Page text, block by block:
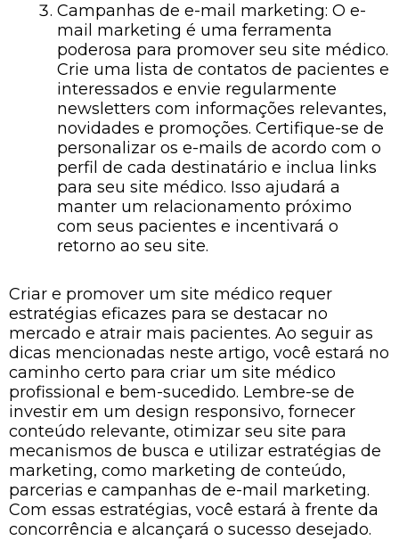
Campanhas de e-mail marketing: O e-
mail marketing é uma ferramenta
poderosa para promover seu site médico.
Crie uma lista de contatos de pacientes e
interessados ​​e envie regularmente
newsletters com informações relevantes,
novidades e promoções. Certifique-se de
personalizar os e-mails de acordo com o
perfil de cada destinatário e inclua links
para seu site médico. Isso ajudará a
manter um relacionamento próximo
com seus pacientes e incentivará o
retorno ao seu site.
Criar e promover um site médico requer
estratégias eficazes para se destacar no
mercado e atrair mais pacientes. Ao seguir as
dicas mencionadas neste artigo, você estará no
caminho certo para criar um site médico
profissional e bem-sucedido. Lembre-se de
investir em um design responsivo, fornecer
conteúdo relevante, otimizar seu site para
mecanismos de busca e utilizar estratégias de
marketing, como marketing de conteúdo,
parcerias e campanhas de e-mail marketing.
Com essas estratégias, você estará à frente da
concorrência e alcançará o sucesso desejado.